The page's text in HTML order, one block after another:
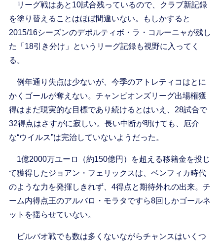
リーグ戦はあと10試合残っているので、クラブ新記録
を塗り替えることはほぼ間違いない。もしかすると
2015/16シーズンのデポルティボ・ラ・コルーニャが残し
た「18引き分け」というリーグ記録も視野に入ってく
る。
例年通り失点は少ないが、今季のアトレティコはとに
かくゴールが奪えない。チャンピオンズリーグ出場権獲
得はまだ現実的な目標であり続けるとはいえ、28試合で
32得点はさすがに寂しい。長い中断が明けても、厄介
な“ウイルス”は完治していないようだった。
1億2000万ユーロ（約150億円）を超える移籍金を投じ
て獲得したジョアン・フェリックスは、ベンフィカ時代
のような力を発揮しきれず、4得点と期待外れの出来。チ
ーム内得点王のアルバロ・モラタですら8回しかゴールネ
ットを揺らせていない。
ビルバオ戦でも数は多くないながらチャンスはいくつ